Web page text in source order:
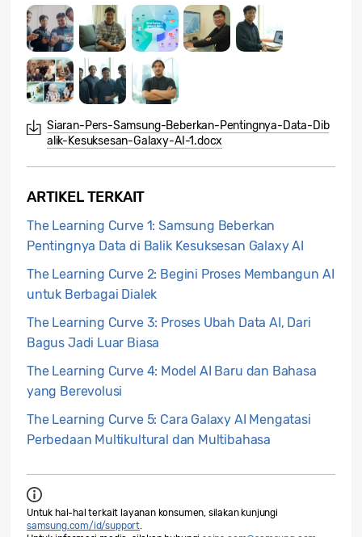
Siaran-Pers-Samsung-Beberkan-Pentingnya-Data-Dib
alik-Kesuksesan-Galaxy-AI-1.docx
ARTIKEL TERKAIT
The Learning Curve 1: Samsung Beberkan
Pentingnya Data di Balik Kesuksesan Galaxy AI
The Learning Curve 2: Begini Proses Membangun AI
untuk Berbagai Dialek
The Learning Curve 3: Proses Ubah Data AI, Dari
Bagus Jadi Luar Biasa
The Learning Curve 4: Model AI Baru dan Bahasa
yang Berevolusi
The Learning Curve 5: Cara Galaxy AI Mengatasi
Perbedaan Multikultural dan Multibahasa
Untuk hal-hal terkait layanan konsumen, silakan kunjungi
samsung.com/id/support.